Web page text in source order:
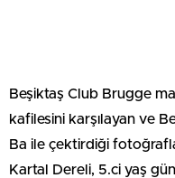
Beşiktaş Club Brugge
kafilesini karşılayan ve
Ba ile çektirdiği
Kartal Dereli, 5.ci yaş